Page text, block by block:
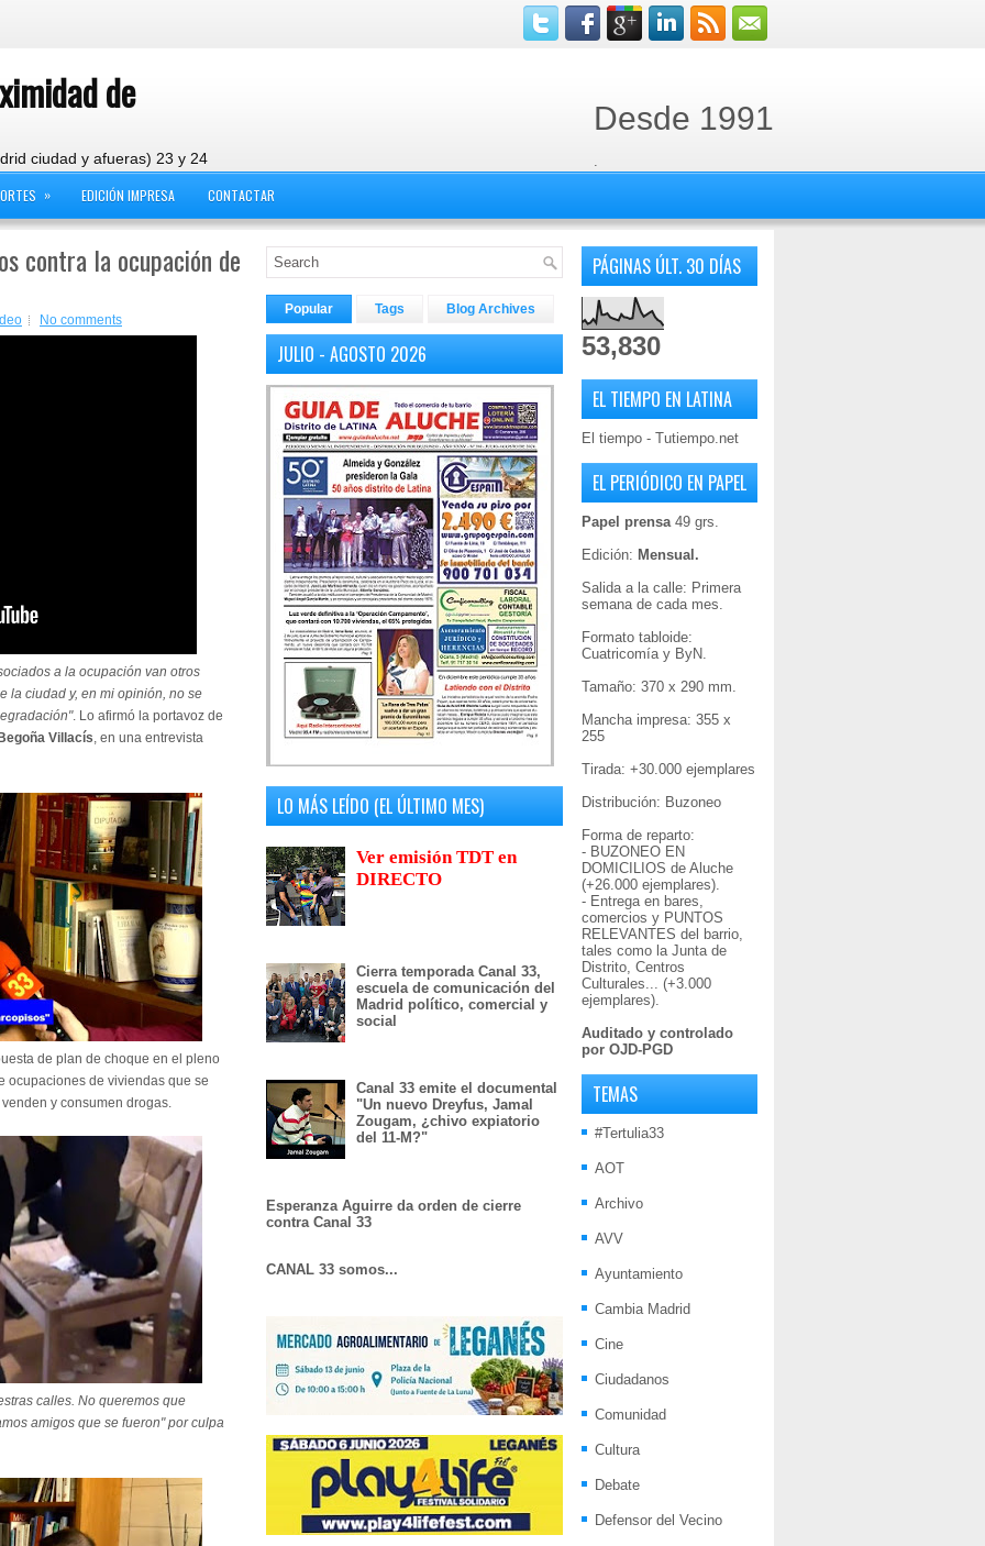
de
ciudad y afueras) 23 y 24
Desde 1991
» EDICIÓN IMPRESA CONTACTAR
contra la ocupación de
No comments
a la ocupación van otros
la ciudad y, en mi opinión, no se
. Lo afirmó la portavoz de
Villacís, en una entrevista
de plan de choque en el pleno
ocupaciones de viviendas que se
y consumen drogas.
calles. No queremos que
amigos que se fueron" por culpa
Popular Tags Blog Archives
JULIO - AGOSTO 2026
LO MÁS LEÍDO (EL ÚLTIMO MES)
Ver emisión TDT en
DIRECTO
Cierra temporada Canal 33,
escuela de comunicación del
Madrid político, comercial y
social
Canal 33 emite el documental
"Un nuevo Dreyfus, Jamal
Zougam, ¿chivo expiatorio
del 11-M?"
Esperanza Aguirre da orden de cierre
contra Canal 33
CANAL 33 somos...
PÁGINAS ÚLT. 30 DÍAS
53,830
EL TIEMPO EN LATINA
El tiempo - Tutiempo.net
EL PERIÓDICO EN PAPEL
Papel prensa49 grs.
Edición: Mensual.
Salida a la calle: Primera
semana de cada mes.
Formato tabloide:
Cuatricomía y ByN.
Tamaño: 370 x 290 mm.
Mancha impresa: 355 x
255
Tirada: +30.000 ejemplares
Distribución: Buzoneo
Forma de reparto:
- BUZONEO EN
DOMICILIOS de Aluche
(+26.000 ejemplares).
- Entrega en bares,
comercios y PUNTOS
RELEVANTES del barrio,
tales como la Junta de
Distrito, Centros
Culturales... (+3.000
ejemplares).
Auditado y controlado
por OJD-PGD
TEMAS
#Tertulia33
AOT
Archivo
AVV
Ayuntamiento
Cambia Madrid
Cine
Ciudadanos
Comunidad
Cultura
Debate
Defensor del Vecino